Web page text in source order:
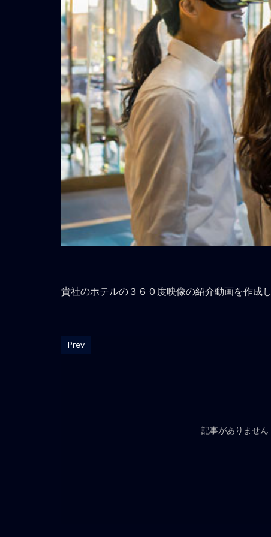
貴社のホテルの３６０度映像の紹介動画を作成
Prev
記事がありません